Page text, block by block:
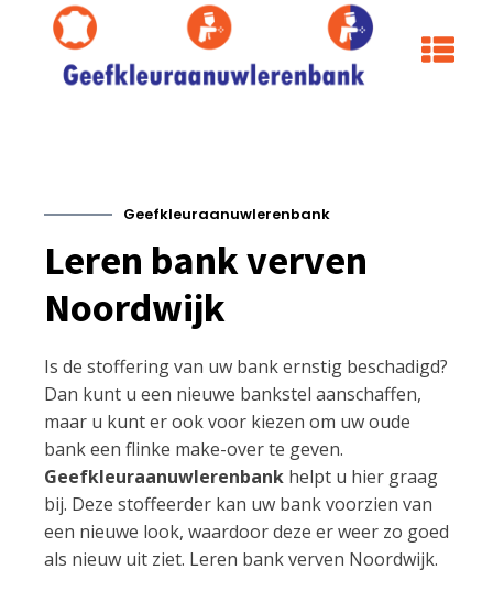
Geefkleuraanuwlerenbank
Leren bank verven
Noordwijk
Is de stoffering van uw bank ernstig beschadigd?
Dan kunt u een nieuwe bankstel aanschaffen,
maar u kunt er ook voor kiezen om uw oude
bank een flinke make-over te geven.
Geefkleuraanuwlerenbank helpt u hier graag
bij. Deze stoffeerder kan uw bank voorzien van
een nieuwe look, waardoor deze er weer zo goed
als nieuw uit ziet. Leren bank verven Noordwijk.